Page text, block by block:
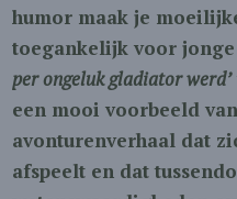
humor maak je
toegankelijk voor jonge
per ongeluk gladiator werd’
een mooi voorbeeld
avonturenverhaal dat
afspeelt en dat